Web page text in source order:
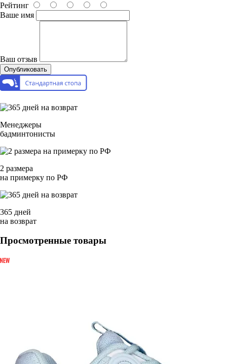
Рейтинг
Ваше имя
Ваш отзыв
Опубликовать
Менеджеры
бадминтонисты
2 размера
на примерку по РФ
365 дней
на возврат
Просмотренные товары